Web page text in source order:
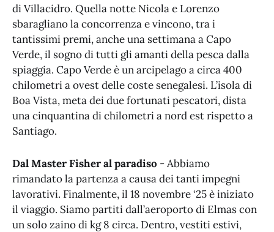
di Villacidro. Quella notte Nicola e Lorenzo
sbaragliano la concorrenza e vincono, tra i
tantissimi premi, anche una settimana a Capo
Verde, il sogno di tutti gli amanti della pesca dalla
spiaggia. Capo Verde è un arcipelago a circa 400
chilometri a ovest delle coste senegalesi. L’isola di
Boa Vista, meta dei due fortunati pescatori, dista
una cinquantina di chilometri a nord est rispetto a
Santiago.
Dal Master Fisher al paradiso - Abbiamo
rimandato la partenza a causa dei tanti impegni
lavorativi. Finalmente, il 18 novembre ‘25 è iniziato
il viaggio. Siamo partiti dall’aeroporto di Elmas con
un solo zaino di kg 8 circa. Dentro, vestiti estivi,